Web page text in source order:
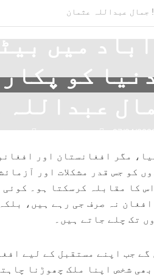
جمال عبداللہ عثمان
آباد میں
کو
عبداللہ
07/04/ تبصرہ لکھیے جمال
کو جس قدر مشکلات اور
کا مقابلہ کرسکتا ہو۔
نہ صرف جی رہے ہیں،
تک چلے جاتے ہیں۔
گے جب اپنے مستقبل کے لیے
شخص اپنا ملک چھوڑنا